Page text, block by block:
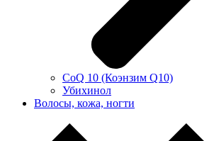
CoQ 10 (Коэнзим Q10)
Убихинол
Волосы, кожа, ногти